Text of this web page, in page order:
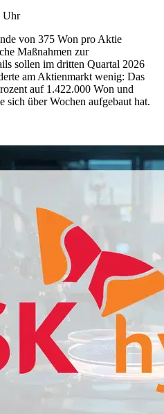
Uhr
von 375 Won pro Aktie
Maßnahmen zur
sollen im dritten Quartal 2026
am Aktienmarkt wenig: Das
auf 1.422.000 Won und
sich über Wochen aufgebaut hat.